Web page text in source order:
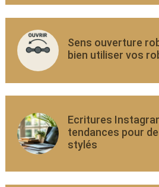
Sens ouverture
bien utiliser vos
Ecritures
tendances pour
stylés